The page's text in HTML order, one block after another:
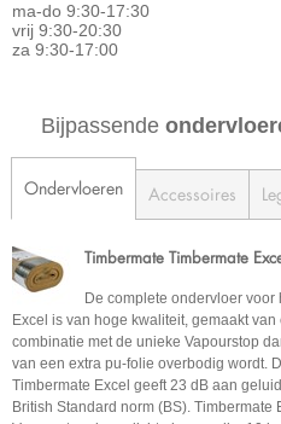
ma-do 9:30-17:30
vrij 9:30-20:30
za 9:30-17:00
Bijpassende
Ondervloeren Accessoires
Timbermate Timbermate
De complete ondervloer
Excel is van hoge kwaliteit, gemaakt
combinatie met de unieke Vapourstop
van een extra pu-folie overbodig wordt.
Timbermate Excel geeft 23 dB aan
British Standard norm (BS).